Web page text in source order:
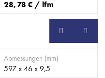
28,78 € / lfm
SB
Abmessungen (mm)
597 x 46 x 9,5